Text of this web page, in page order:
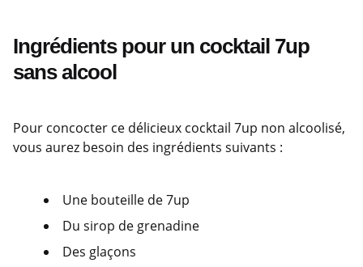
Ingrédients pour un cocktail 7up
sans alcool
Pour concocter ce délicieux cocktail 7up non alcoolisé,
vous aurez besoin des ingrédients suivants :
Une bouteille de 7up
Du sirop de grenadine
Des glaçons